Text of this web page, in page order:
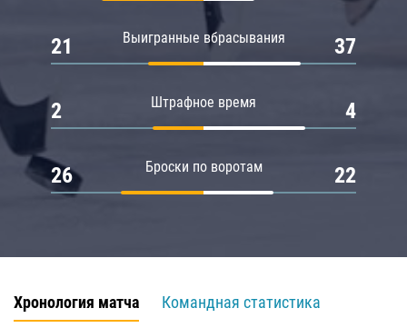
Выигранные вбрасывания
21 37
Штрафное время
2 4
Броски по воротам
26 22
Хронология матча
Командная статистика